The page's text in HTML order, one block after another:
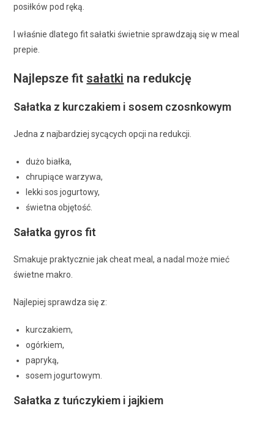
posiłków pod ręką.
I właśnie dlatego fit sałatki świetnie sprawdzają się w meal
prepie.
Najlepsze fit sałatki na redukcję
Sałatka z kurczakiem i sosem czosnkowym
Jedna z najbardziej sycących opcji na redukcji.
dużo białka,
chrupiące warzywa,
lekki sos jogurtowy,
świetna objętość.
Sałatka gyros fit
Smakuje praktycznie jak cheat meal, a nadal może mieć
świetne makro.
Najlepiej sprawdza się z:
kurczakiem,
ogórkiem,
papryką,
sosem jogurtowym.
Sałatka z tuńczykiem i jajkiem